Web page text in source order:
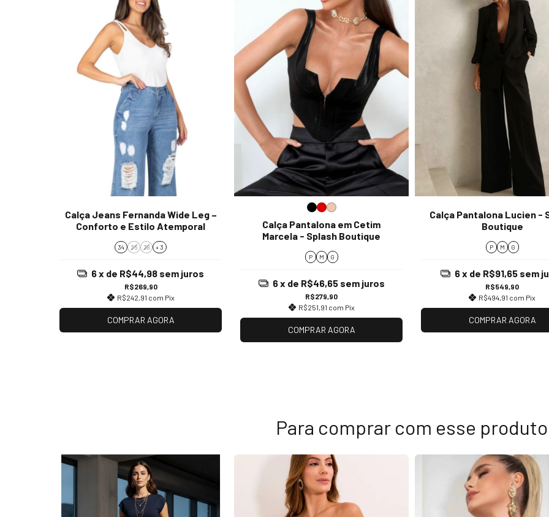
Calça Jeans Fernanda Wide Leg –
Conforto e Estilo Atemporal
34 36 38 + 3
R$269,90
R$242,91 com Pix
6x de R$44,98 sem juros
COMPRAR AGORA
Calça Pantalona em Cetim
Marcela - Splash Boutique
P M G
R$279,90
R$251,91 com Pix
6x de R$46,65 sem juros
COMPRAR AGORA
Calça Pantalona Lucien -
Boutique
P M G
R$549,90
R$494,91 com Pix
6x de R$91,65 sem
COMPRAR AGORA
Para comprar com esse produto